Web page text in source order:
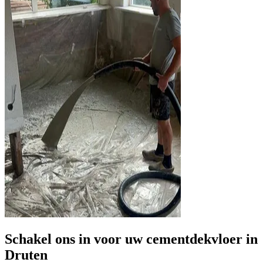
Schakel ons in voor uw cementdekvloer in
Druten